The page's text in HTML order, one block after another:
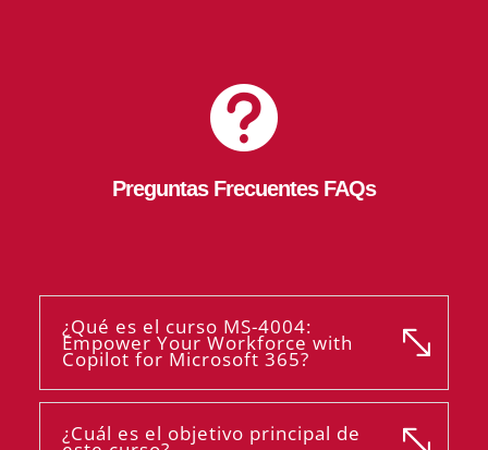

Preguntas Frecuentes FAQs
¿Qué es el curso MS-4004:
Empower Your Workforce with
Copilot for Microsoft 365?
¿Cuál es el objetivo principal de